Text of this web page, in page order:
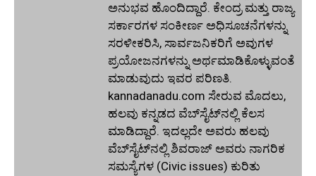
ಅನುಭವ ಹೊಂದಿದ್ದಾರೆ. ಕೇಂದ್ರ ಮತ್ತು ರಾಜ್ಯ
ಸರ್ಕಾರಗಳ ಸಂಕೀರ್ಣ ಅಧಿಸೂಚನೆಗಳನ್ನು
ಸರಳೀಕರಿಸಿ, ಸಾರ್ವಜನಿಕರಿಗೆ ಅವುಗಳ
ಪ್ರಯೋಜನಗಳನ್ನು ಅರ್ಥಮಾಡಿಕೊಳ್ಳುವಂತೆ
ಮಾಡುವುದು ಇವರ ಪರಿಣತಿ.
kannadanadu.com ಸೇರುವ ಮೊದಲು,
ಹಲವು ಕನ್ನಡದ ವೆಬ್‌ಸೈಟ್‌ನಲ್ಲಿ ಕೆಲಸ
ಮಾಡಿದ್ದಾರೆ. ಇದಲ್ಲದೇ ಅವರು ಹಲವು
ವೆಬ್‌ಸೈಟ್‌ನಲ್ಲಿ ಶಿವರಾಜ್ ಅವರು ನಾಗರಿಕ
ಸಮಸ್ಯೆಗಳ (Civic issues) ಕುರಿತು